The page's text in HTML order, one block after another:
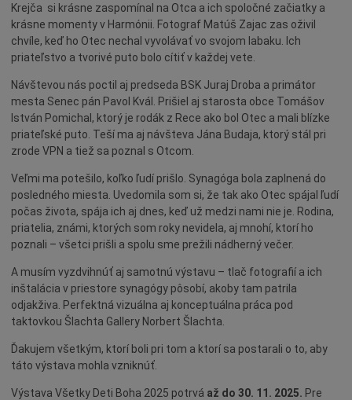
Tradície
Veda
Zvieratá
Súťaž
Pracovné ponuky
Krejča si krásne zaspomínal na Otca a ich spoločné začiatky a
krásne momenty v Harmónii. Fotograf Matúš Zajac zas oživil
chvíle, keď ho Otec nechal vyvolávať vo svojom labaku. Ich
priateľstvo a tvorivé puto bolo cítiť v každej vete.
Návštevou nás poctil aj predseda BSK Juraj Droba a primátor
mesta Senec pán Pavol Kvál. Prišiel aj starosta obce Tomášov
István Pomichal, ktorý je rodák z Rece ako bol Otec a mali blízke
priateľské puto. Teší ma aj návšteva Jána Budaja, ktorý stál pri
zrode VPN a tiež sa poznal s Otcom.
Veľmi ma potešilo, koľko ľudí prišlo. Synagóga bola zaplnená do
posledného miesta. Uvedomila som si, že tak ako Otec spájal ľudí
počas života, spája ich aj dnes, keď už medzi nami nie je. Rodina,
priatelia, známi, ktorých som roky nevidela, aj mnohí, ktorí ho
poznali – všetci prišli a spolu sme prežili nádherný večer.
A musím vyzdvihnúť aj samotnú výstavu – tlač fotografií a ich
inštalácia v priestore synagógy pôsobí, akoby tam patrila
odjakživa. Perfektná vizuálna aj konceptuálna práca pod
taktovkou Šlachta Gallery Norbert Šlachta.
Ďakujem všetkým, ktorí boli pri tom a ktorí sa postarali o to, aby
táto výstava mohla vzniknúť.
Výstava Všetky Deti Boha 2025 potrvá až do 30. 11. 2025. Pre